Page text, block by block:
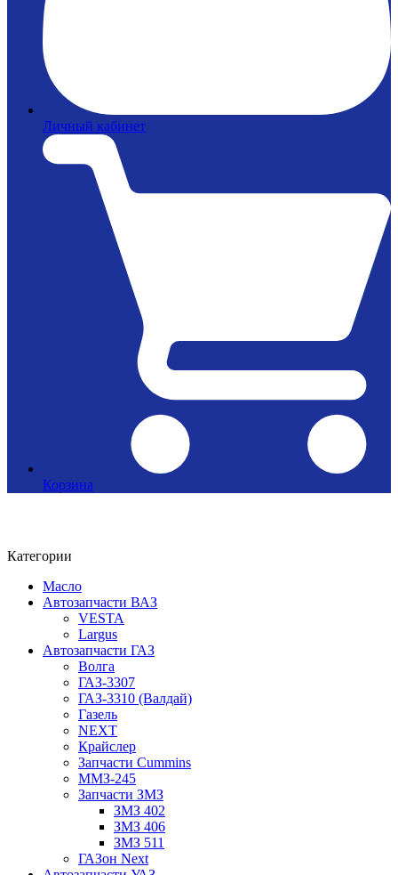
Личный кабинет
Корзина
Категории
Масло
Автозапчасти ВАЗ
VESTA
Largus
Автозапчасти ГАЗ
Волга
ГАЗ-3307
ГАЗ-3310 (Валдай)
Газель
NEXT
Крайслер
Запчасти Cummins
ММЗ-245
Запчасти ЗМЗ
ЗМЗ 402
ЗМЗ 406
ЗМЗ 511
ГАЗон Next